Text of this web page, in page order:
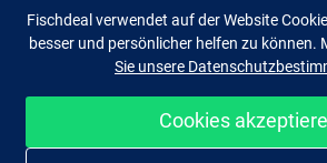
Facebook
Einfach
Fischdeal verwendet auf der Website
besser und persönlicher helfen zu können.
Sie unsere
Cookies